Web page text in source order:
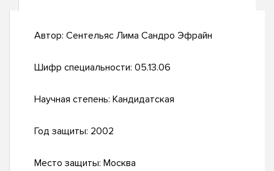
Автор: Сентельяс Лима Сандро Эфрайн
Шифр специальности: 05.13.06
Научная степень: Кандидатская
Год защиты: 2002
Место защиты: Москва